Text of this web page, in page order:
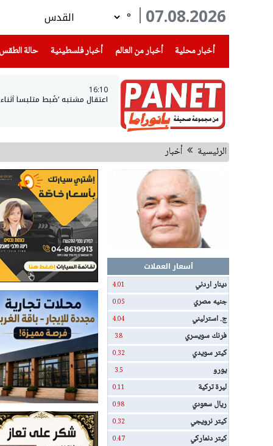
07.08.2026
°
أخبار محلية
(current) أخبار من العالم أخبار فلسطينية(current) حالة الطقس
16:10
اعتقال مشتبه ‘ضُبط متلبساً
الرئيسية أخبار
أسعار العملات
دينار اردني
4.01
جنيه مصري 0.05
ج. استرليني 4.04
فرنك سويسري 3.8
كيتر سويدي 0.32
يورو 3.5
ليرة تركية 0.11
ريال سعودي 0.98
كيتر نرويجي 0.32
كيتر دنماركي 0.47